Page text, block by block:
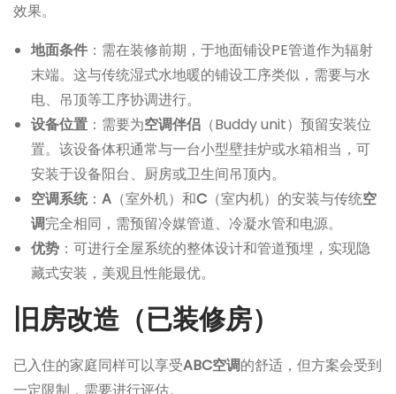
效果。
地面条件 ：需在装修前期，于地面铺设PE管道作为辐射
末端。这与传统湿式水地暖的铺设工序类似，需要与水
电、吊顶等工序协调进行。
设备位置 ：需要为空调伴侣 （Buddy unit）预留安装位
置。该设备体积通常与一台小型壁挂炉或水箱相当，可
安装于设备阳台、厨房或卫生间吊顶内。
空调系统： A （室外机）和C （室内机）的安装与传统空
调完全相同，需预留冷媒管道、冷凝水管和电源。
优势 ：可进行全屋系统的整体设计和管道预埋，实现隐
藏式安装，美观且性能最优。
旧房改造（已装修房）
已入住的家庭同样可以享受ABC空调的舒适，但方案会受到